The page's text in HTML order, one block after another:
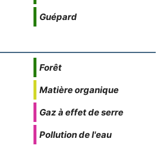
Guépard
Forêt
Matière organique
Gaz à effet de serre
Pollution de l'eau